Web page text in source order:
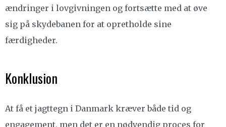
ændringer i lovgivningen og fortsætte med at øve
sig på skydebanen for at opretholde sine
færdigheder.
Konklusion
At få et jagttegn i Danmark kræver både tid og
engagement, men det er en nødvendig proces for